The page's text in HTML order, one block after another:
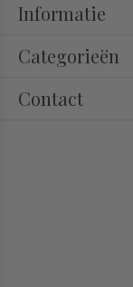
Informatie
Categorieën
Contact